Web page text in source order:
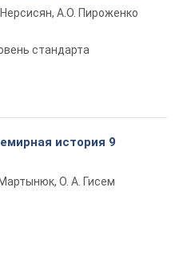
А.О. Пироженко
стандарта
история 9
О. А. Гисем